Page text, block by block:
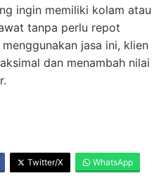
ingin memiliki kolam atau
tanpa perlu repot
jasa ini, klien
dan menambah nilai
Twitter/X WhatsApp